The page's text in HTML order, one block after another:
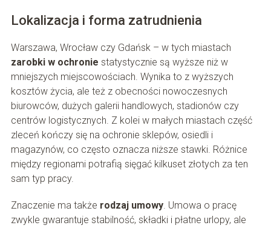
Lokalizacja i forma zatrudnienia
Warszawa, Wrocław czy Gdańsk – w tych miastach
zarobki w ochronie statystycznie są wyższe niż w
mniejszych miejscowościach. Wynika to z wyższych
kosztów życia, ale też z obecności nowoczesnych
biurowców, dużych galerii handlowych, stadionów czy
centrów logistycznych. Z kolei w małych miastach część
zleceń kończy się na ochronie sklepów, osiedli i
magazynów, co często oznacza niższe stawki. Różnice
między regionami potrafią sięgać kilkuset złotych za ten
sam typ pracy.
Znaczenie ma także rodzaj umowy. Umowa o pracę
zwykle gwarantuje stabilność, składki i płatne urlopy, ale